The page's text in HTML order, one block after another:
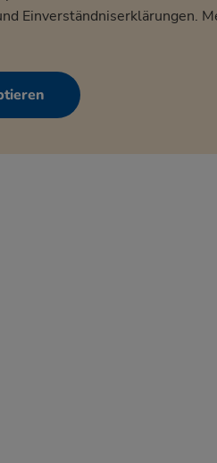
Einverständniserklärungen.